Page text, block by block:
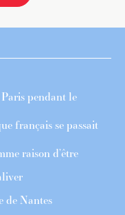
pendant le
français se passait
raison d’être
de Nantes